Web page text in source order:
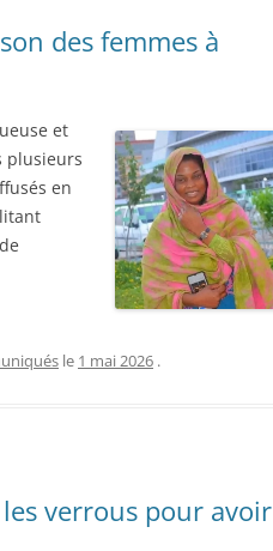
des femmes à
et
plusieurs
en
le 1 mai 2026 .
verrous pour avoir